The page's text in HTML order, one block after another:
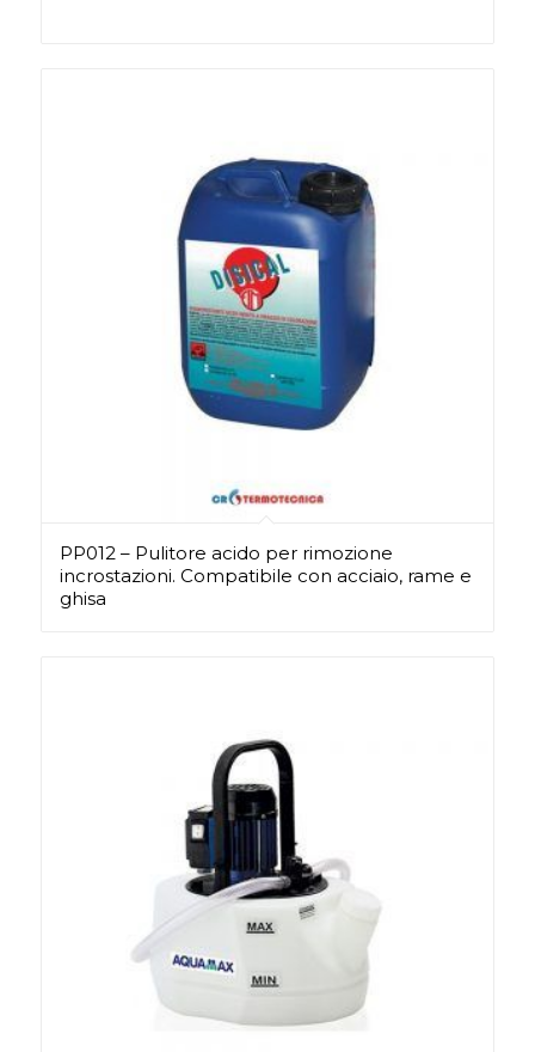
PP012 – Pulitore acido per rimozione
incrostazioni. Compatibile con acciaio, rame e
ghisa